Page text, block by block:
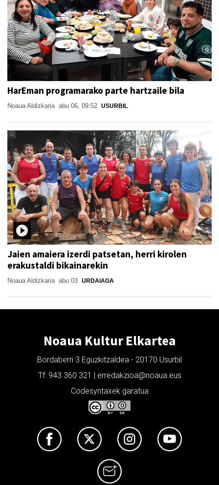
HarEman programarako parte hartzaile bila
Noaua Aldizkaria abu 06, 09:52 USURBIL
Jaien amaiera izerdi patsetan, herri kirolen
erakustaldi bikainarekin
Noaua Aldizkaria abu 03 URDAIAGA
Noaua Kultur Elkartea
Bordaberri 3 Eguzkitzaldea - 20170 Usurbil
Tf: 943 360 321 | erredakzioa@noaua.eus
Codesyntaxek garatua